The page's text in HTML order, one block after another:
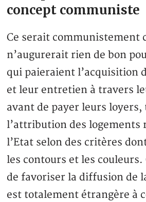
concept communiste
Ce serait communistement
n’augurerait rien de bon
qui paieraient l’acquisition
et leur entretien à travers
avant de payer leurs loyers,
l’attribution des logements
l’Etat selon des critères
les contours et les couleurs.
de favoriser la diffusion de
est totalement étrangère à